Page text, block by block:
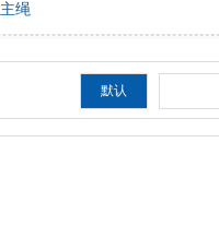
主绳
默认